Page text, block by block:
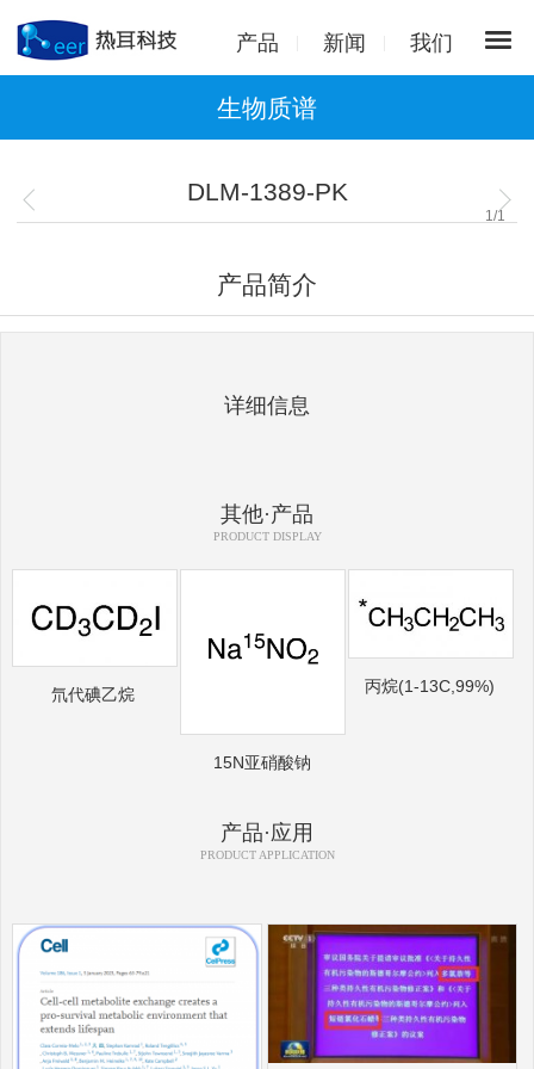
产品 新闻 我们
生物质谱
DLM-1389-PK
1 /1
产品简介
详细信息
其他·产品
PRODUCT DISPLAY
氘代碘乙烷
15N亚硝酸钠
丙烷(1-13C,99%)
产品·应用
PRODUCT APPLICATION